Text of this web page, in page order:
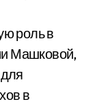
роль в
Машковой,
в